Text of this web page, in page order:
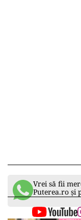
Vrei să fii
Puterea.ro și